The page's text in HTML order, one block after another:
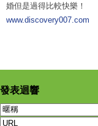
婚但是過得比較快樂！
www.discovery007.com
發表迴響